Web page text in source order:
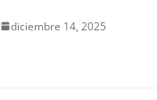
diciembre 14, 2025